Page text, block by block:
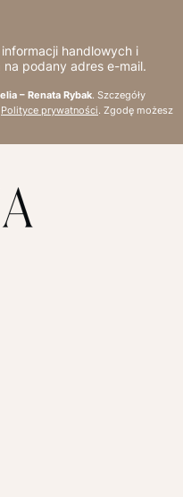
handlowych i
podany adres e-mail.
– Renata Rybak. Szczegóły
Polityce prywatności. Zgodę możesz